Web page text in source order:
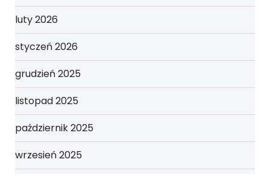
luty 2026
styczeń 2026
grudzień 2025
listopad 2025
październik 2025
wrzesień 2025